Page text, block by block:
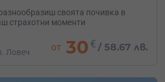
своята почивка в
страхотни моменти
Ловеч
от 30 € /58.67 лв.